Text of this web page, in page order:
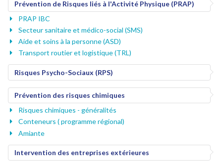
Prévention de Risques liés à l'Activité Physique (PRAP)
PRAP IBC
Secteur sanitaire et médico-social (SMS)
Aide et soins à la personne (ASD)
Transport routier et logistique (TRL)
Risques Psycho-Sociaux (RPS)
Prévention des risques chimiques
Risques chimiques - généralités
Conteneurs ( programme régional)
Amiante
Intervention des entreprises extérieures